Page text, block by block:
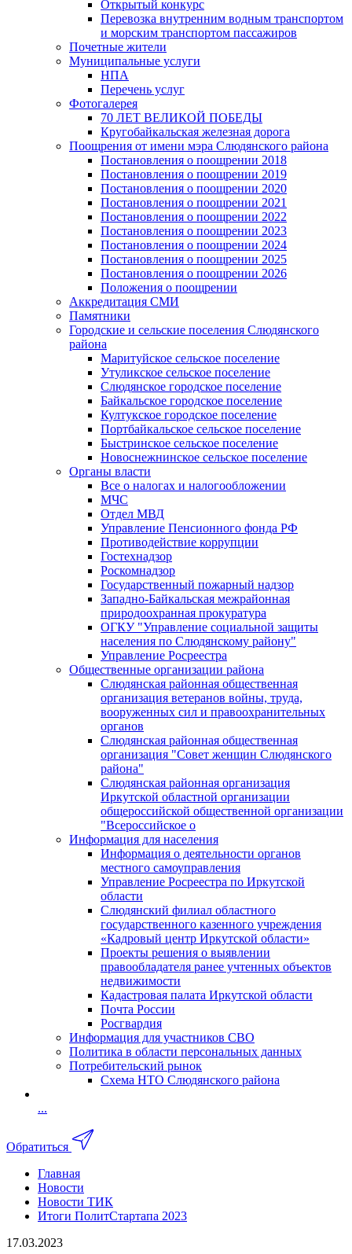
Открытый конкурс
Перевозка внутренним водным транспортом
и морским транспортом пассажиров
Почетные жители
Муниципальные услуги
НПА
Перечень услуг
Фотогалерея
70 ЛЕТ ВЕЛИКОЙ ПОБЕДЫ
Кругобайкальская железная дорога
Поощрения от имени мэра Слюдянского района
Постановления о поощрении 2018
Постановления о поощрении 2019
Постановления о поощрении 2020
Постановления о поощрении 2021
Постановления о поощрении 2022
Постановления о поощрении 2023
Постановления о поощрении 2024
Постановления о поощрении 2025
Постановления о поощрении 2026
Положения о поощрении
Аккредитация СМИ
Памятники
Городские и сельские поселения Слюдянского
района
Маритуйское сельское поселение
Утуликское сельское поселение
Слюдянское городское поселение
Байкальское городское поселение
Култукское городское поселение
Портбайкальское сельское поселение
Быстринское сельское поселение
Новоснежнинское сельское поселение
Органы власти
Все о налогах и налогообложении
МЧС
Отдел МВД
Управление Пенсионного фонда РФ
Противодействие коррупции
Гостехнадзор
Роскомнадзор
Государственный пожарный надзор
Западно-Байкальская межрайонная
природоохранная прокуратура
ОГКУ "Управление социальной защиты
населения по Слюдянскому району"
Управление Росреестра
Общественные организации района
Слюдянская районная общественная
организация ветеранов войны, труда,
вооруженных сил и правоохранительных
органов
Слюдянская районная общественная
организация "Совет женщин Слюдянского
района"
Слюдянская районная организация
Иркутской областной организации
общероссийской общественной организации
"Всероссийское о
Информация для населения
Информация о деятельности органов
местного самоуправления
Управление Росреестра по Иркутской
области
Слюдянский филиал областного
государственного казенного учреждения
«Кадровый центр Иркутской области»
Проекты решения о выявлении
правообладателя ранее учтенных объектов
недвижимости
Кадастровая палата Иркутской области
Почта России
Росгвардия
Информация для участников СВО
Политика в области персональных данных
Потребительский рынок
Схема НТО Слюдянского района
...
Обратиться
Главная
Новости
Новости ТИК
Итоги ПолитСтартапа 2023
17.03.2023